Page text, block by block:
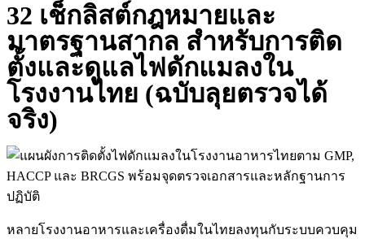
32 เช็กลิสต์กฎหมายและ
มาตรฐานสากล สำหรับการติด
ตั้งและดูแลไฟดักแมลงใน
โรงงานไทย (ฉบับลุยตรวจได้
จริง)
หลายโรงงานอาหารและเครื่องดื่มในไทยลงทุนกับระบบควบคุม